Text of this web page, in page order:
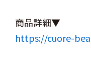
商品詳細▼
https://cuore-